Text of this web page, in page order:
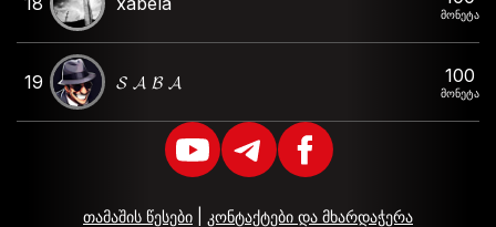
მონეტა
19 𝓢 𝓐 𝓑 𝓐 100
მონეტა
თამაშის წესები კონტაქტები და მხარდაჭერა